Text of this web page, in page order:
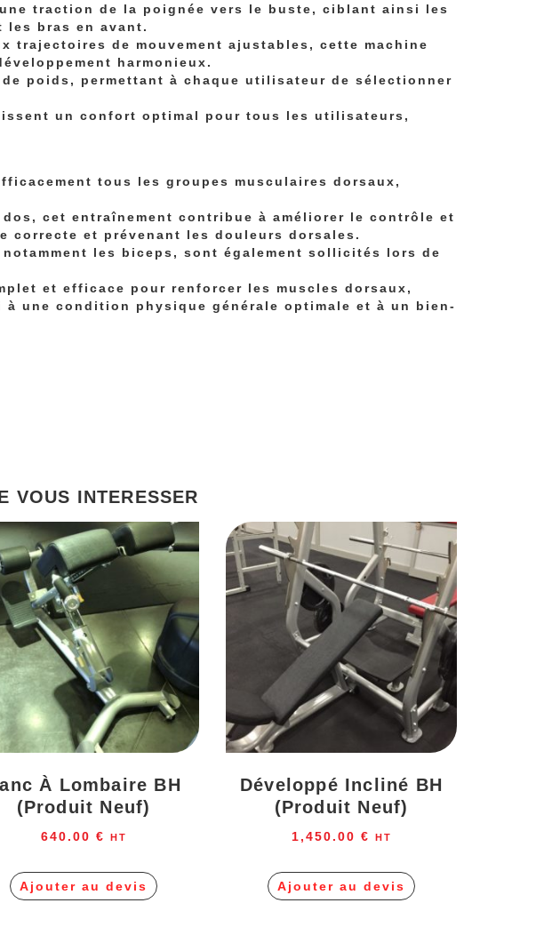
traction de la poignée vers le buste, ciblant ainsi les
les bras en avant.
trajectoires de mouvement ajustables, cette machine
harmonieux.
poids, permettant à chaque utilisateur de sélectionner
un confort optimal pour tous les utilisateurs,
tous les groupes musculaires dorsaux,
cet entraînement contribue à améliorer le contrôle et
et prévenant les douleurs dorsales.
les biceps, sont également sollicités lors de
et efficace pour renforcer les muscles dorsaux,
une condition physique générale optimale et à un bien-
VOUS INTERESSER
À Lombaire BH
(produit Neuf)
640.00 € HT
Ajouter au devis
Développé Incliné BH
(produit Neuf)
1,450.00 € HT
Ajouter au devis